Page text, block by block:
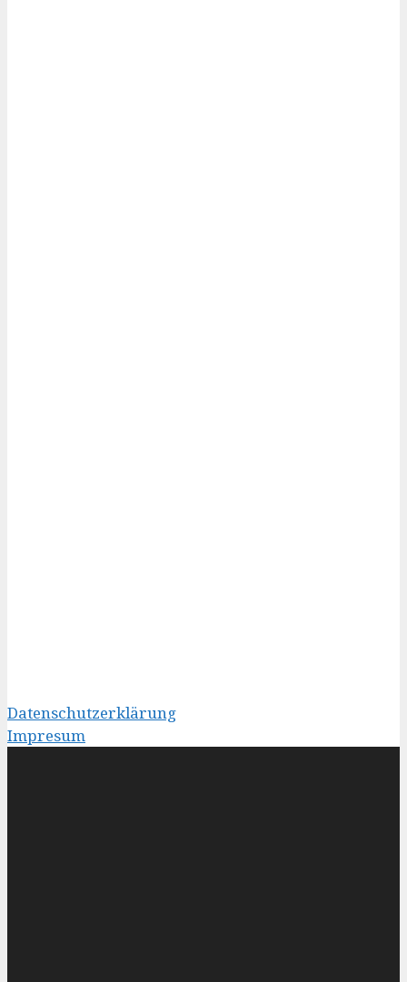
Datenschutzerklärung
Impresum